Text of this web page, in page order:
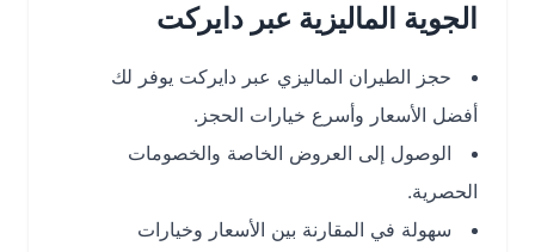
الجوية الماليزية عبر دايركت
حجز الطيران الماليزي عبر دايركت يوفر لك
أفضل الأسعار وأسرع خيارات الحجز.
الوصول إلى العروض الخاصة والخصومات
الحصرية.
سهولة في المقارنة بين الأسعار وخيارات